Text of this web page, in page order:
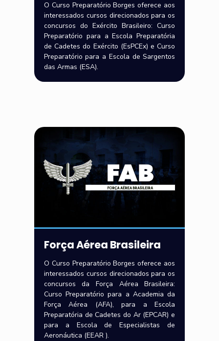
O Curso Preparatório Borges oferece aos
interessados cursos direcionados para os
concursos do Exército Brasileiro: Curso
Preparatório para a Escola Preparatória
de Cadetes do Exército (EsPCEx) e Curso
Preparatório para a Escola de Sargentos
das Armas (ESA).
Força Aérea Brasileira
O Curso Preparatório Borges oferece aos
interessados cursos direcionados para os
concursos da Força Aérea Brasileira:
Curso Preparatório para a Academia da
Força Aérea (AFA), para a Escola
Preparatória de Cadetes do Ar (EPCAR) e
para a Escola de Especialistas de
Aeronáutica (EEAR ).